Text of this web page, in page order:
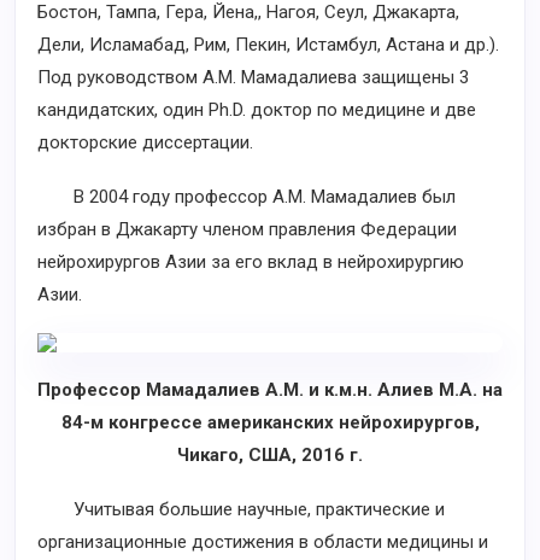
Бостон, Тампа, Гера, Йена,, Нагоя, Сеул, Джакарта,
Дели, Исламабад, Рим, Пекин, Истамбул, Астана и др.).
Под руководством А.М. Мамадалиева защищены 3
кандидатских, один Ph.D. доктор по медицине и две
докторские диссертации.
В 2004 году профессор А.М. Мамадалиев был
избран в Джакарту членом правления Федерации
нейрохирургов Азии за его вклад в нейрохирургию
Азии.
Профессор Мамадалиев А.М. и к.м.н. Алиев М.А. на
84-м конгрессе американских нейрохирургов,
Чикаго, США, 2016 г.
Учитывая большие научные, практические и
организационные достижения в области медицины и